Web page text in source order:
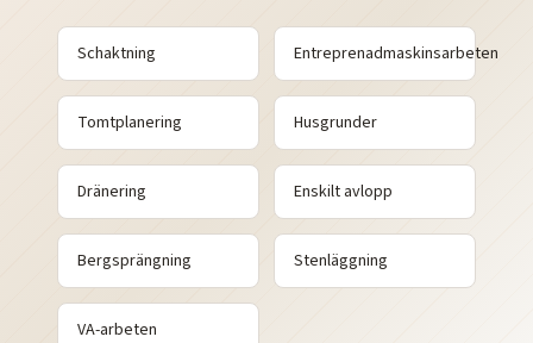
Schaktning Entreprenadmaskinsarbeten
Tomtplanering Husgrunder
Dränering Enskilt avlopp
Bergsprängning Stenläggning
VA-arbeten